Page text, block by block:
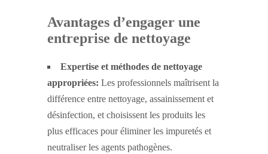
Avantages d’engager une
entreprise de nettoyage
Expertise et méthodes de nettoyage
appropriées: Les professionnels maîtrisent la
différence entre nettoyage, assainissement et
désinfection, et choisissent les produits les
plus efficaces pour éliminer les impuretés et
neutraliser les agents pathogènes.